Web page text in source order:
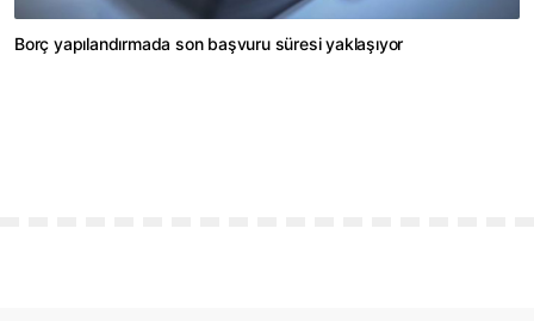
Borç yapılandırmada son başvuru süresi yaklaşıyor